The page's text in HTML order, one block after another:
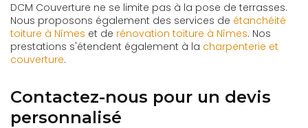
DCM Couverture ne se limite pas à la pose de terrasses.
Nous proposons également des services de étanchéité
toiture à Nîmes et de rénovation toiture à Nîmes. Nos
prestations s'étendent également à la charpenterie et
couverture.
Contactez-nous pour un devis
personnalisé